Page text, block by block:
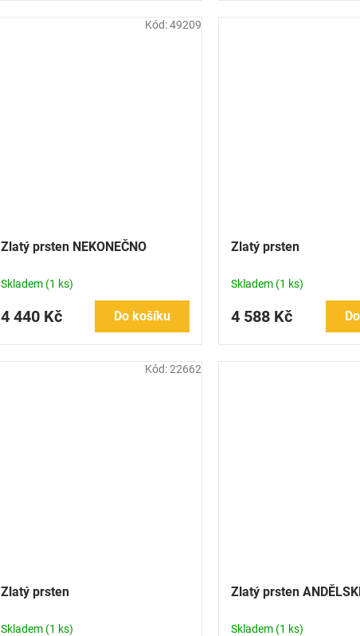
Zlatý prsten NEKONEČNO
Skladem (1 ks)
4 440 Kč Do košíku
Kód:49209
Zlatý prsten
Skladem (1 ks)
4 588 Kč
Zlatý prsten
Skladem (1 ks)
Kód:22662
Zlatý prsten
Skladem (1 ks)